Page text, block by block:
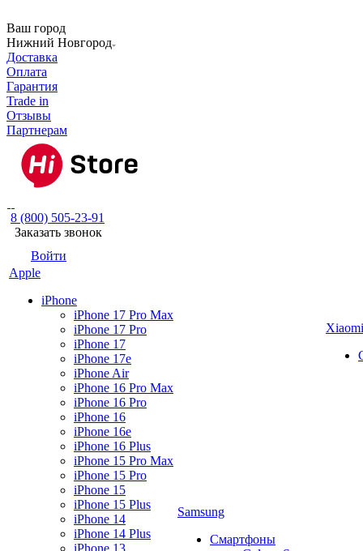
Ваш город
Нижний Новгород
Доставка
Оплата
Гарантия
Trade in
Отзывы
Партнерам
8 (800) 505-23-91
Заказать звонок
Войти
Apple
iPhone
iPhone 17 Pro Max
iPhone 17 Pro
iPhone 17
iPhone 17e
iPhone Air
iPhone 16 Pro Max
iPhone 16 Pro
iPhone 16
iPhone 16e
iPhone 16 Plus
iPhone 15 Pro Max
iPhone 15 Pro
iPhone 15
iPhone 15 Plus
iPhone 14
iPhone 14 Plus
iPhone 13
Samsung
Смартфоны
Xiaomi